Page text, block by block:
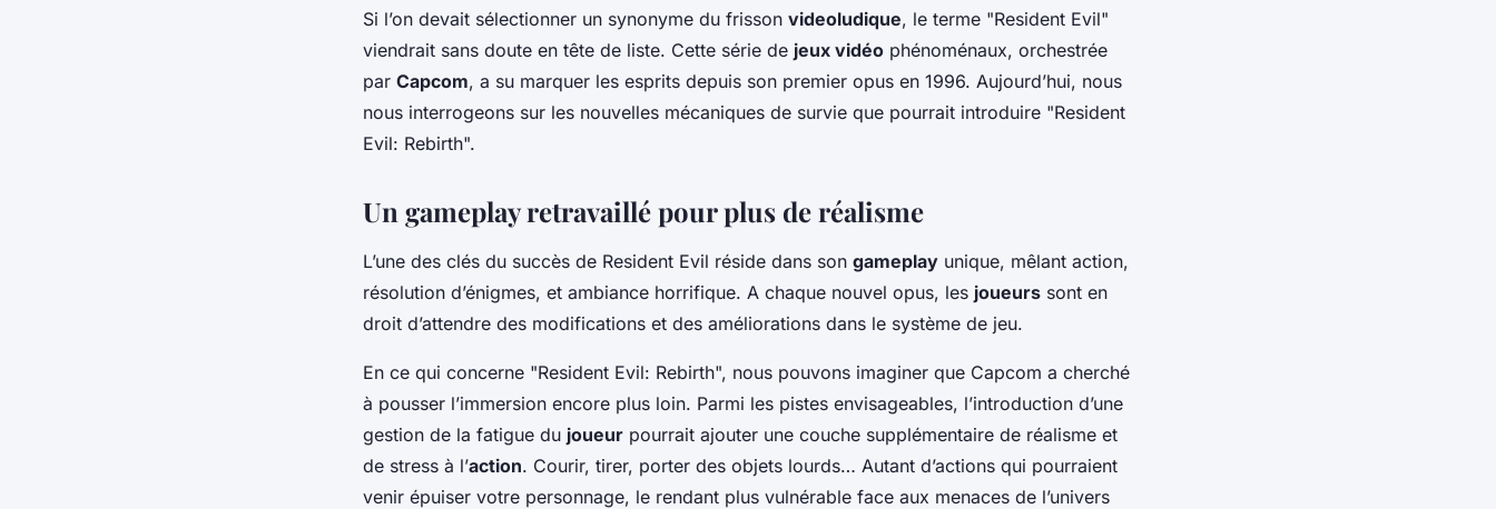
Quelles nouvelles mécaniques de
survie « Resident Evil: Rebirth »
pourrait-il introduire ?
Si l’on devait sélectionner un synonyme du frisson videoludique, le terme "Resident Evil"
viendrait sans doute en tête de liste. Cette série de jeux vidéo phénoménaux, orchestrée
par Capcom, a su marquer les esprits depuis son premier opus en 1996. Aujourd’hui, nous
nous interrogeons sur les nouvelles mécaniques de survie que pourrait introduire "Resident
Evil: Rebirth".
Un gameplay retravaillé pour plus de réalisme
L’une des clés du succès de Resident Evil réside dans son gameplay unique, mêlant action,
résolution d’énigmes, et ambiance horrifique. A chaque nouvel opus, les joueurs sont en
droit d’attendre des modifications et des améliorations dans le système de jeu.
En ce qui concerne "Resident Evil: Rebirth", nous pouvons imaginer que Capcom a cherché
à pousser l’immersion encore plus loin. Parmi les pistes envisageables, l’introduction d’une
gestion de la fatigue du joueur pourrait ajouter une couche supplémentaire de réalisme et
de stress à l’action. Courir, tirer, porter des objets lourds… Autant d’actions qui pourraient
venir épuiser votre personnage, le rendant plus vulnérable face aux menaces de l’univers